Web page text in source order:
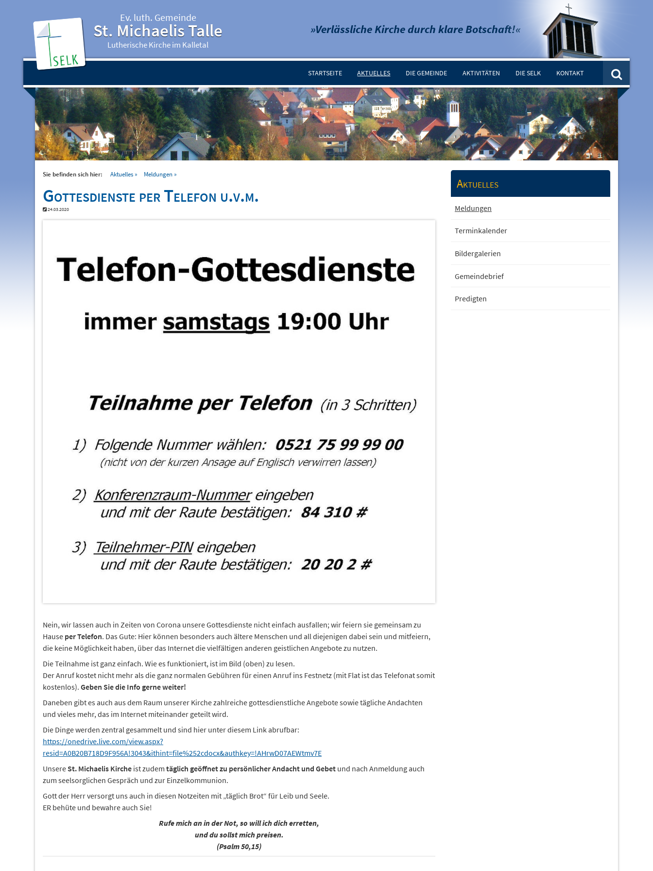
Ev. luth. Gemeinde
St. Michaelis Talle
Lutherische Kirche im Kalletal
»Verlässliche Kirche durch klare Botschaft!«
STARTSEITE AKTUELLES DIE GEMEINDE AKTIVITÄTEN DIE SELK KONTAKT
Sie befinden sich hier: Aktuelles Meldungen
Gottesdienste per Telefon u.v.m.
24.03.2020
Nein, wir lassen auch in Zeiten von Corona unsere Gottesdienste nicht einfach ausfallen; wir feiern sie gemeinsam zu
Hause per Telefon. Das Gute: Hier können besonders auch ältere Menschen und all diejenigen dabei sein und mitfeiern,
die keine Möglichkeit haben, über das Internet die vielfältigen anderen geistlichen Angebote zu nutzen.
Die Teilnahme ist ganz einfach. Wie es funktioniert, ist im Bild (oben) zu lesen.
Der Anruf kostet nicht mehr als die ganz normalen Gebühren für einen Anruf ins Festnetz (mit Flat ist das Telefonat somit
kostenlos). Geben Sie die Info gerne weiter!
Daneben gibt es auch aus dem Raum unserer Kirche zahlreiche gottesdienstliche Angebote sowie tägliche Andachten
und vieles mehr, das im Internet miteinander geteilt wird.
Die Dinge werden zentral gesammelt und sind hier unter diesem Link abrufbar:
https://onedrive.live.com/view.aspx?
resid=A0B20B718D9F956A!3043&ithint=file%252cdocx&authkey=!AHrwD07AEWtmv7E
Unsere St. Michaelis Kirche ist zudem täglich geöffnet zu persönlicher Andacht und Gebet und nach Anmeldung auch
zum seelsorglichen Gespräch und zur Einzelkommunion.
Gott der Herr versorgt uns auch in diesen Notzeiten mit „täglich Brot“ für Leib und Seele.
ER behüte und bewahre auch Sie!
Rufe mich an in der Not, so will ich dich erretten,
und du sollst mich preisen.
(Psalm 50,15)
Aktuelles
Meldungen
Terminkalender
Bildergalerien
Gemeindebrief
Predigten